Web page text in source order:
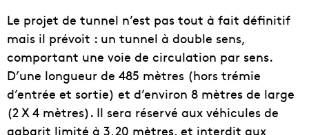
Le projet de tunnel n’est pas tout à fait définitif
mais il prévoit : un tunnel à double sens,
comportant une voie de circulation par sens.
D’une longueur de 485 mètres (hors trémie
d’entrée et sortie) et d’environ 8 mètres de large
(2 X 4 mètres). Il sera réservé aux véhicules de
gabarit limité à 3,20 mètres, et interdit aux